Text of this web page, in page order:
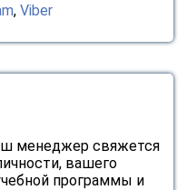
, Viber
менеджер свяжется
вашего
программы и